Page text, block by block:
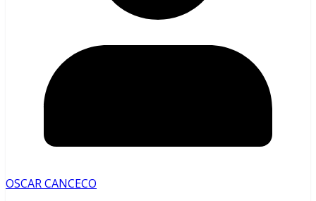
OSCAR CANCECO